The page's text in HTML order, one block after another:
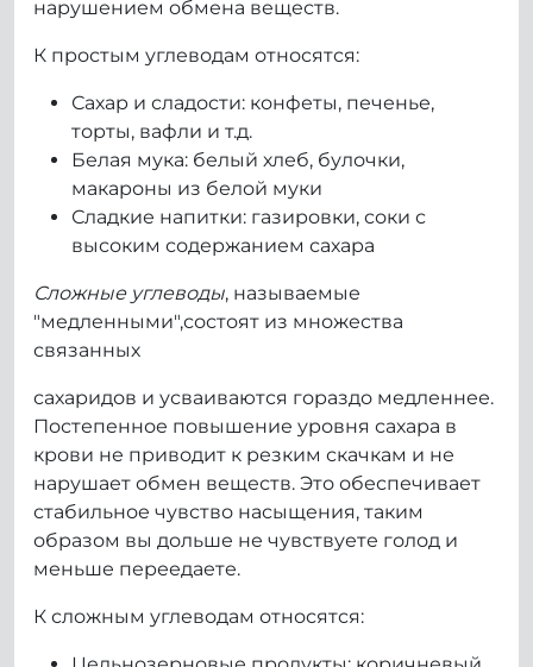
нарушением обмена веществ.
К простым углеводам относятся:
Сахар и сладости: конфеты, печенье,
торты, вафли и т.д.
Белая мука: белый хлеб, булочки,
макароны из белой муки
Сладкие напитки: газировки, соки с
высоким содержанием сахара
Сложные углеводы, называемые
"медленными",состоят из множества
связанных
сахаридов и усваиваются гораздо медленнее.
Постепенное повышение уровня сахара в
крови не приводит к резким скачкам и не
нарушает обмен веществ. Это обеспечивает
стабильное чувство насыщения, таким
образом вы дольше не чувствуете голод и
меньше переедаете.
К сложным углеводам относятся: